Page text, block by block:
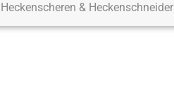
Heckenscheren & Heckenschneider